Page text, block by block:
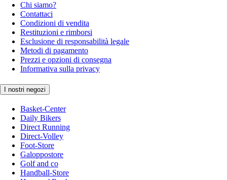
Chi siamo?
Contattaci
Condizioni di vendita
Restituzioni e rimborsi
Esclusione di responsabilità legale
Metodi di pagamento
Prezzi e opzioni di consegna
Informativa sulla privacy
I nostri negozi
Basket-Center
Daily Bikers
Direct Running
Direct-Volley
Foot-Store
Galoppostore
Golf and co
Handball-Store